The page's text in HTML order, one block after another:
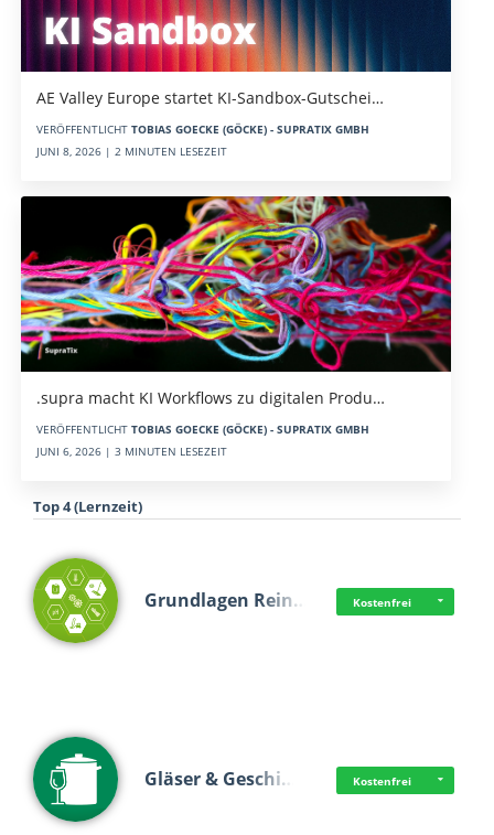
AE Valley Europe startet KI-Sandbox-Gutschei…
VERÖFFENTLICHT TOBIAS GOECKE (GÖCKE) - SUPRATIX GMBH
JUNI 8, 2026 | 2 MINUTEN LESEZEIT
.supra macht KI Workflows zu digitalen Produ…
VERÖFFENTLICHT TOBIAS GOECKE (GÖCKE) - SUPRATIX GMBH
JUNI 6, 2026 | 3 MINUTEN LESEZEIT
Top 4 (Lernzeit)
Grundlagen Rein… Kostenfrei
Gläser & Geschi… Kostenfrei